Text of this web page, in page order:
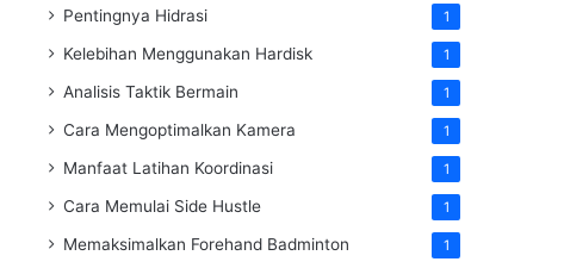
Pentingnya Hidrasi 1
Kelebihan Menggunakan Hardisk 1
Analisis Taktik Bermain 1
Cara Mengoptimalkan Kamera 1
Manfaat Latihan Koordinasi 1
Cara Memulai Side Hustle 1
Memaksimalkan Forehand Badminton 1